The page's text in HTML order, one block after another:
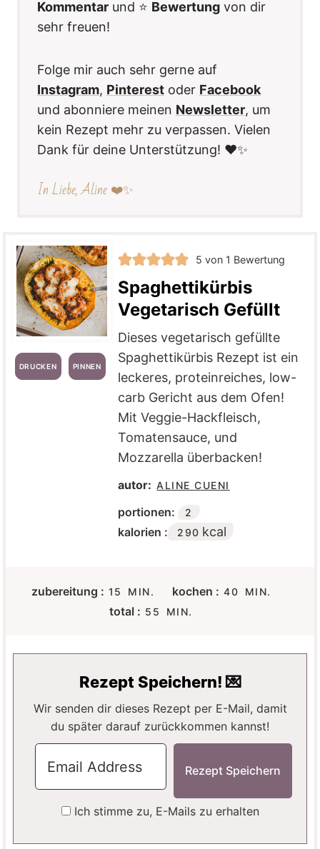
Kommentar und ⭐️ Bewertung von dir
sehr freuen!
Folge mir auch sehr gerne auf
Instagram, Pinterest oder Facebook
und abonniere meinen Newsletter, um
kein Rezept mehr zu verpassen. Vielen
Dank für deine Unterstützung! ❤️✨
In Liebe, Aline ❤️✨
DRUCKEN PINNEN
5 von 1 Bewertung
Spaghettikürbis
Vegetarisch Gefüllt
Dieses vegetarisch gefüllte
Spaghettikürbis Rezept ist ein
leckeres, proteinreiches, low-
carb Gericht aus dem Ofen!
Mit Veggie-Hackfleisch,
Tomatensauce, und
Mozzarella überbacken!
autor: ALINE CUENI
portionen: 2
kalorien : 290 kcal
zubereitung : 15
M
N
T
N
MIN. kochen : 40 M
T
N
MIN.
total : 55 M
U
E
MIN.
Rezept Speichern! 💌
Wir senden dir dieses Rezept per E-Mail, damit
du später darauf zurückkommen kannst!
Ich stimme zu, E-Mails zu erhalten